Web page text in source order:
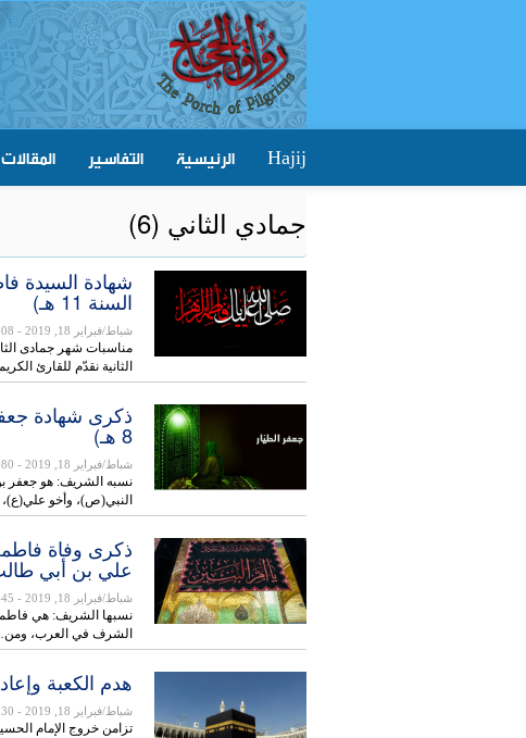
Hajij الرئيسية التفاسير المقالات
جمادي الثاني (6)
السنة 11 هـ)
شباط/فبراير 18, 2019 - 9808
مناسبات شهر جمادی
الثانية نقدّم للقارئ
8 هـ)
شباط/فبراير 18, 2019 - 4080
نسبه الشريف: هو جعفر
النبي(ص)، وأخو
ذكرى وفاة فاطمة
علي بن أبي طالب (ع) (13 / جمادى
شباط/فبراير 18, 2019 - 5445
الشرف في العرب،
هدم الكعبة وإعادة بنائها (14 / جمادى
شباط/فبراير 18, 2019 - 3130
تزامن خروج الإمام